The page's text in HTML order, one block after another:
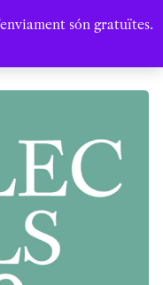
són gratuïtes.